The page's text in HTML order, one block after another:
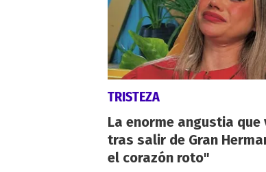
TRISTEZA
La enorme angustia que
tras salir de Gran
el corazón roto"